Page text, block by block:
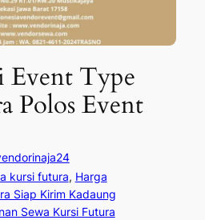
Event Type
Polos Event
kursi futura, Harga
Siap Kirim Kadaung
Sewa Kursi Futura